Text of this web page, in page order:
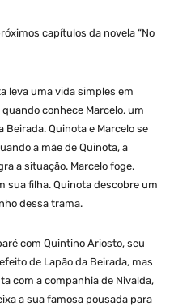
capítulos da novela “No
leva uma vida simples em
conhece Marcelo, um
Quinota e Marcelo se
a mãe de Quinota, a
a situação. Marcelo foge.
sua filha. Quinota descobre um
dessa trama.
com Quintino Ariosto, seu
de Lapão da Beirada, mas
com a companhia de Nivalda,
a sua famosa pousada para